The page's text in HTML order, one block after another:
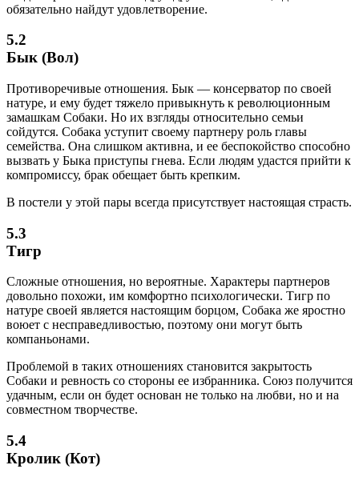
обязательно найдут удовлетворение.
5.2
Бык (Вол)
Противоречивые отношения. Бык — консерватор по своей
натуре, и ему будет тяжело привыкнуть к революционным
замашкам Собаки. Но их взгляды относительно семьи
сойдутся. Собака уступит своему партнеру роль главы
семейства. Она слишком активна, и ее беспокойство способно
вызвать у Быка приступы гнева. Если людям удастся прийти к
компромиссу, брак обещает быть крепким.
В постели у этой пары всегда присутствует настоящая страсть.
5.3
Тигр
Сложные отношения, но вероятные. Характеры партнеров
довольно похожи, им комфортно психологически. Тигр по
натуре своей является настоящим борцом, Собака же яростно
воюет с несправедливостью, поэтому они могут быть
компаньонами.
Проблемой в таких отношениях становится закрытость
Собаки и ревность со стороны ее избранника. Союз получится
удачным, если он будет основан не только на любви, но и на
совместном творчестве.
5.4
Кролик (Кот)